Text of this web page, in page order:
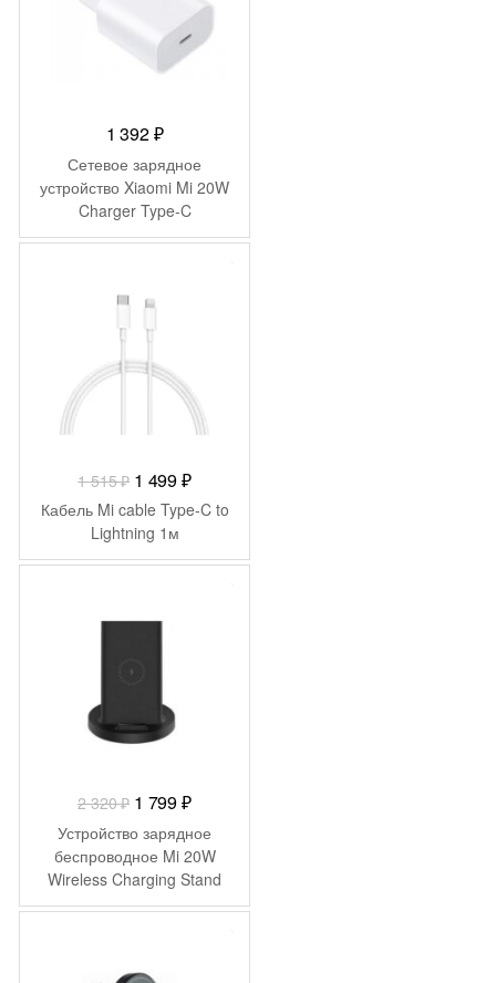
1 392₽
Сетевое зарядное
устройство Xiaomi Mi 20W
Charger Type-C
1 515₽ Первоначальная
цена
составляла
1
1 499₽Текущая
цена:
499 ₽.
Кабель Mi cable Type-C to
Lightning 1м
2 320₽ Первоначальная
цена
составляла
2
320 ₽.
1 799₽Текущая
цена:
1
799 ₽.
Устройство зарядное
беспроводное Mi 20W
Wireless Charging Stand